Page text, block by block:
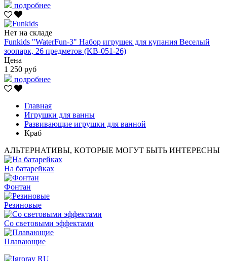
подробнее
Нет на складе
Funkids "WaterFun-3" Набор игрушек для купания Веселый
зоопарк, 26 предметов (KB-051-26)
Цена
1 250 руб
подробнее
Главная
Игрушки для ванны
Развивающие игрушки для ванной
Краб
АЛЬТЕРНАТИВЫ, КОТОРЫЕ МОГУТ БЫТЬ ИНТЕРЕСНЫ
На батарейках
Фонтан
Резиновые
Со световыми эффектами
Плавающие